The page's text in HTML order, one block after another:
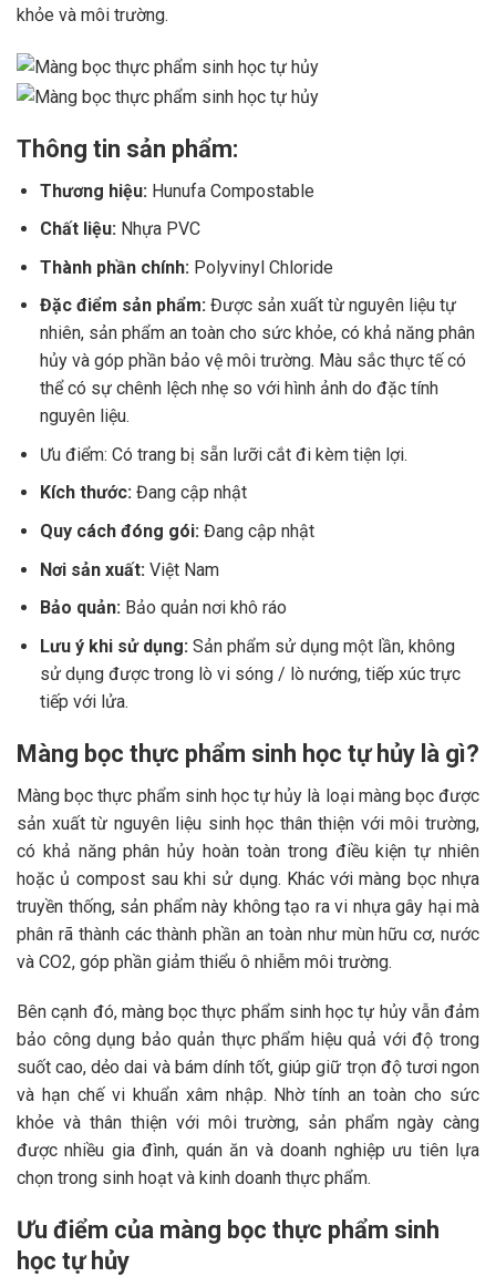
khỏe và môi trường.
Thông tin sản phẩm:
Thương hiệu: Hunufa Compostable
Chất liệu:Nhựa PVC
Thành phần chính: Polyvinyl Chloride
Đặc điểm sản phẩm:Được sản xuất từ nguyên liệu tự
nhiên, sản phẩm an toàn cho sức khỏe, có khả năng phân
hủy và góp phần bảo vệ môi trường. Màu sắc thực tế có
thể có sự chênh lệch nhẹ so với hình ảnh do đặc tính
nguyên liệu.
Ưu điểm: Có trang bị sẵn lưỡi cắt đi kèm tiện lợi.
Kích thước:Đang cập nhật
Quy cách đóng gói:Đang cập nhật
Nơi sản xuất: Việt Nam
Bảo quản:Bảo quản nơi khô ráo
Lưu ý khi sử dụng:Sản phẩm sử dụng một lần, không
sử dụng được trong lò vi sóng / lò nướng, tiếp xúc trực
tiếp với lửa.
Màng bọc thực phẩm sinh học tự hủy là gì?
Màng bọc thực phẩm sinh học tự hủy là loại màng bọc được
sản xuất từ nguyên liệu sinh học thân thiện với môi trường,
có khả năng phân hủy hoàn toàn trong điều kiện tự nhiên
hoặc ủ compost sau khi sử dụng. Khác với màng bọc nhựa
truyền thống, sản phẩm này không tạo ra vi nhựa gây hại mà
phân rã thành các thành phần an toàn như mùn hữu cơ, nước
và CO2, góp phần giảm thiểu ô nhiễm môi trường.
Bên cạnh đó, màng bọc thực phẩm sinh học tự hủy vẫn đảm
bảo công dụng bảo quản thực phẩm hiệu quả với độ trong
suốt cao, dẻo dai và bám dính tốt, giúp giữ trọn độ tươi ngon
và hạn chế vi khuẩn xâm nhập. Nhờ tính an toàn cho sức
khỏe và thân thiện với môi trường, sản phẩm ngày càng
được nhiều gia đình, quán ăn và doanh nghiệp ưu tiên lựa
chọn trong sinh hoạt và kinh doanh thực phẩm.
Ưu điểm của màng bọc thực phẩm sinh
học tự hủy